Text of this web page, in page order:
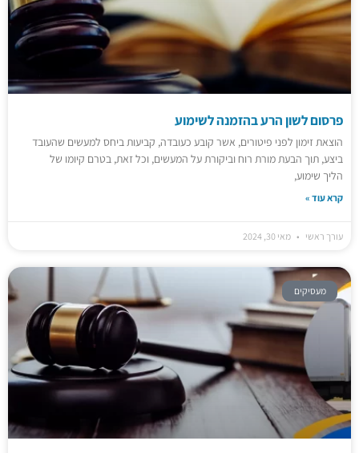
פרסום לשון הרע בהזמנה לשימוע
הוצאת זימון לפני פיטורים, אשר קובע כעובדה, קביעות ביחס למעשים שהעובד
ביצע, תוך הבעת מורת רוח וביקורת על המעשים, וכל זאת, בטרם קיומו של
הליך שימוע,
קרא עוד »
עורך ראשי מאי 30, 2024
מעסיקים